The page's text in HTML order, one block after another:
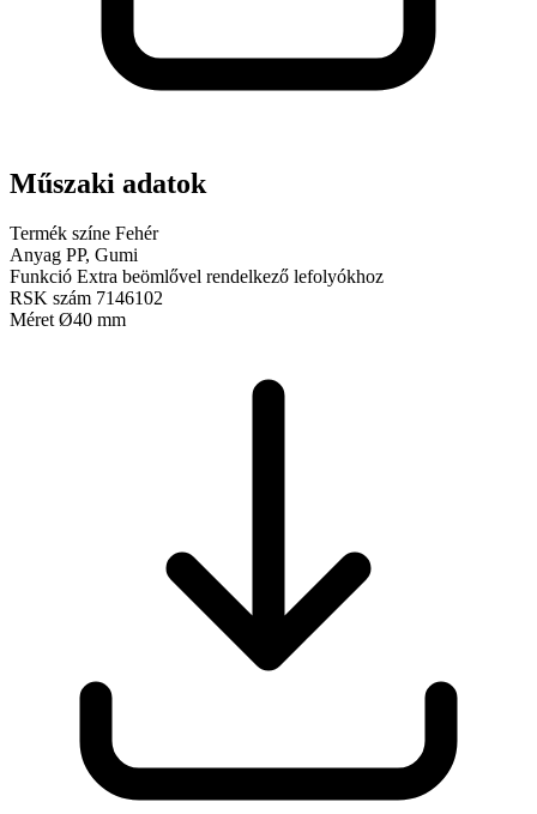
Műszaki adatok
Termék színe Fehér
Anyag PP, Gumi
Funkció Extra beömlővel rendelkező lefolyókhoz
RSK szám 7146102
Méret Ø40 mm